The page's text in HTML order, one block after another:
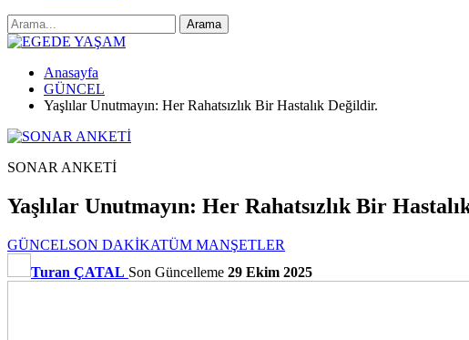
Anasayfa
GÜNCEL
Yaşlılar Unutmayın: Her Rahatsızlık Bir Hastalık Değildir.
SONAR ANKETİ
Yaşlılar Unutmayın: Her Rahatsızlık Bir
GÜNCELSON DAKİKATÜM MANŞETLER
Turan ÇATAL Son Güncelleme 29 Ekim 2025